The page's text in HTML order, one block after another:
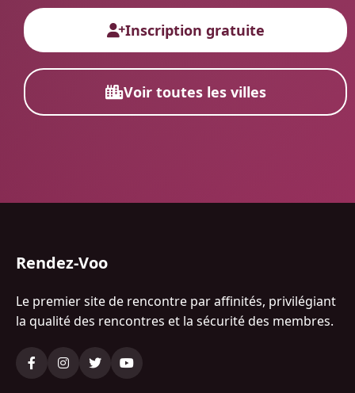
Inscription gratuite
Voir toutes les villes
Rendez-Voo
Le premier site de rencontre par affinités, privilégiant
la qualité des rencontres et la sécurité des membres.